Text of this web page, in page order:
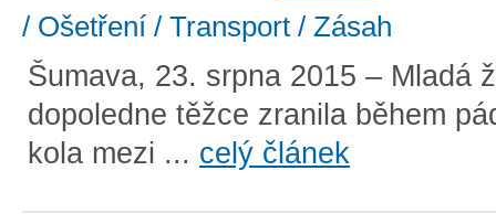
/ Ošetření / Transport / Zásah
Šumava, 23. srpna 2015 – Mladá
dopoledne těžce zranila během
kola mezi ... celý článek